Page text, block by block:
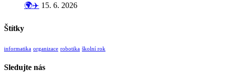
🌍✈️ 15. 6. 2026
Štítky
informatika organizace robotika školní rok
Sledujte nás